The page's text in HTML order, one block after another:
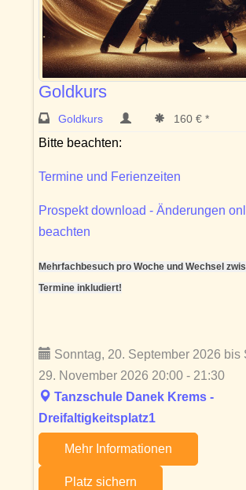
Goldkurs
Goldkurs 160 € *
Bitte beachten:
Termine und Ferienzeiten
Prospekt download - Änderungen
beachten
Mehrfachbesuch pro Woche und Wechsel
Termine inkludiert!
Sonntag, 20. September 2026 bis
29. November 2026 20:00 - 21:30
Tanzschule Danek Krems -
Dreifaltigkeitsplatz1
Mehr Informationen
Platz sichern